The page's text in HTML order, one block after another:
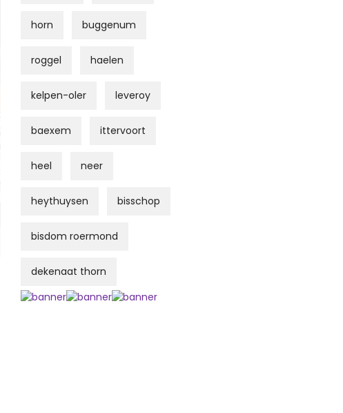
horn buggenum
roggel haelen
kelpen-oler leveroy
baexem ittervoort
heel neer
heythuysen bisschop
bisdom roermond
dekenaat thorn